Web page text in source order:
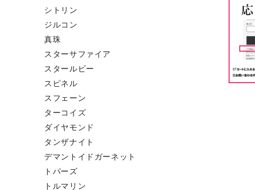
シトリン
ジルコン
真珠
スターサファイア
スタールビー
スピネル
スフェーン
ターコイズ
ダイヤモンド
タンザナイト
デマントイドガーネット
トパーズ
トルマリン